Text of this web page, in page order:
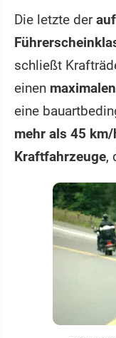
Die letzte der
schließt
einen
eine
mehr als 45 km/
Kraftfahrzeuge,